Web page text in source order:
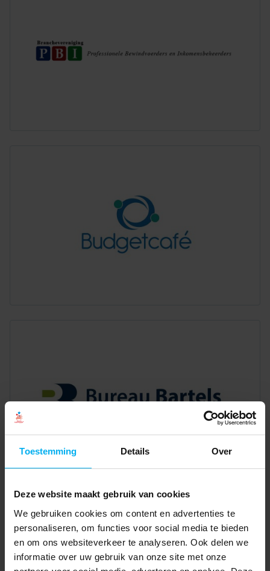
Toestemming Details Over
Deze website maakt gebruik van cookies
We gebruiken cookies om content en advertenties te
personaliseren, om functies voor social media te bieden
en om ons websiteverkeer te analyseren. Ook delen we
informatie over uw gebruik van onze site met onze